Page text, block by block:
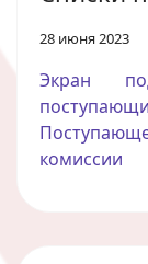
28 июня 2023
Экран
комиссии